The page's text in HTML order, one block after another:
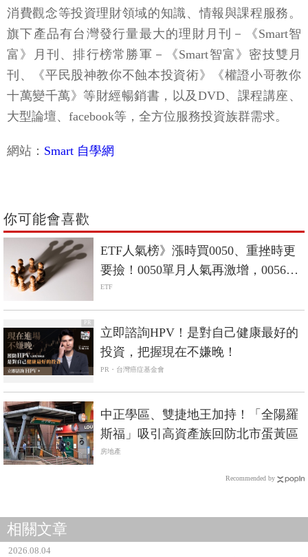
消費觀念等投資理財領域的知識、情報與課程服務。
旗下產品有台灣發行量最大的理財月刊－《Smart智
富》月刊、排行榜常勝軍－《Smart智富》密技雙月
刊、《平民股神教你不蝕本投資術》《權證小哥教你
十萬變千萬》等財經暢銷書，以及DVD、課程講座、
大型論壇、facebook等，全方位服務投資族群需求。
網站： Smart 自學網
你可能會喜歡
ETF人氣榜》漲時買0050、重挫時更
要撿！0050單月人氣再激增，0056重
返人氣二哥
ETF
PR
立即諮詢HPV！是對自己健康最好的
投資，把握現在不嫌晚！
PR・台灣癌症基金會
中正學區、雙捷地王加持！「全陽羅
斯福」吸引高資產族回防北市蛋黃區
房地產
Recommended by
相關文章
2026.08.04